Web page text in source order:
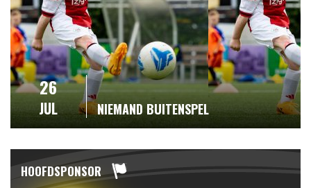
26
JUL NIEMAND BUITENSPEL
HOOFDSPONSOR